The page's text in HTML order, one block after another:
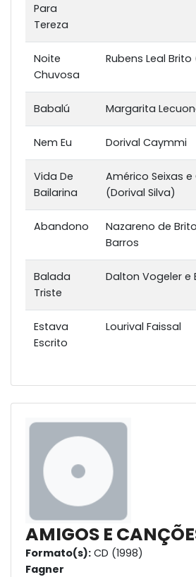
Para
Tereza
Noite
Chuvosa
Rubens Leal
Babalú Margarita
Nem Eu Dorival Caymmi
Vida De
Bailarina
Américo Seixas
(Dorival Silva)
Abandono
Nazareno de
Barros
Balada
Triste
Dalton Vogeler e
Estava
Escrito
Lourival Faissal
AMIGOS E
Formato(s): CD (1998)
Fagner